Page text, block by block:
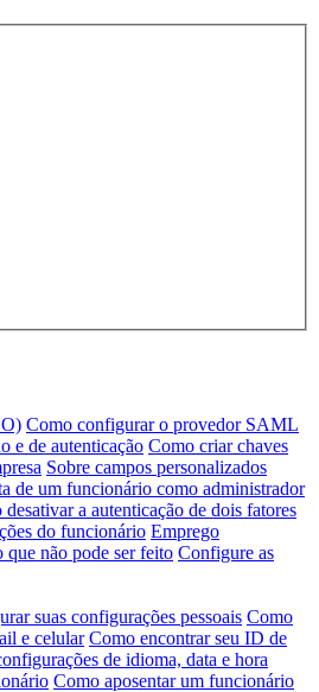
Como configurar o provedor SAML
e de autenticação Como criar chaves
Sobre campos personalizados
de um funcionário como administrador
desativar a autenticação de dois fatores
do funcionário Emprego
não pode ser feito Configure as
suas configurações pessoais Como
e celular Como encontrar seu ID de
de idioma, data e hora
Como aposentar um funcionário